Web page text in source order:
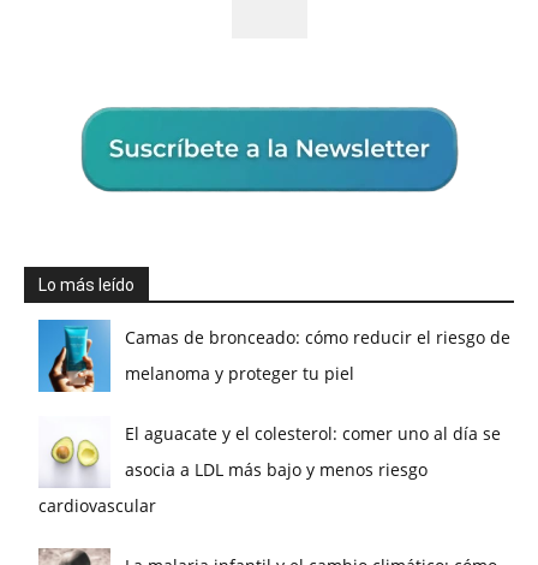
Lo más leído
Camas de bronceado: cómo reducir el riesgo de
melanoma y proteger tu piel
El aguacate y el colesterol: comer uno al día se
asocia a LDL más bajo y menos riesgo
cardiovascular